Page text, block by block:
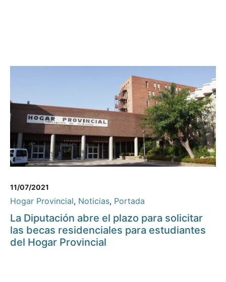
11/07/2021
Hogar Provincial, Noticias, Portada
La Diputación abre el plazo para solicitar
las becas residenciales para estudiantes
del Hogar Provincial